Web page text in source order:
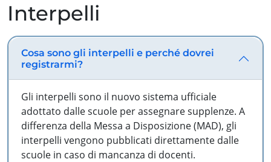
Interpelli
Cosa sono gli interpelli e perché dovrei
registrarmi?
Gli interpelli sono il nuovo sistema ufficiale
adottato dalle scuole per assegnare supplenze. A
differenza della Messa a Disposizione (MAD), gli
interpelli vengono pubblicati direttamente dalle
scuole in caso di mancanza di docenti.